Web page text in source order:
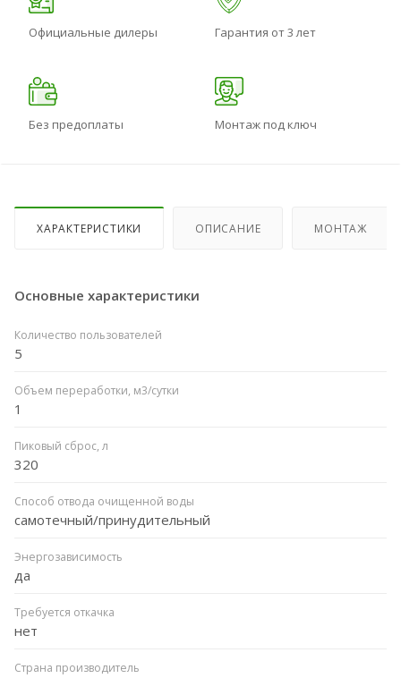
Официальные дилеры Гарантия от 3 лет
Без предоплаты Монтаж под ключ
ХАРАКТЕРИСТИКИ ОПИСАНИЕ МОНТАЖ
Основные характеристики
Количество пользователей
5
Объем переработки, м3/сутки
1
Пиковый сброс, л
320
Способ отвода очищенной воды
самотечный/принудительный
Энергозависимость
да
Требуется откачка
нет
Страна производитель